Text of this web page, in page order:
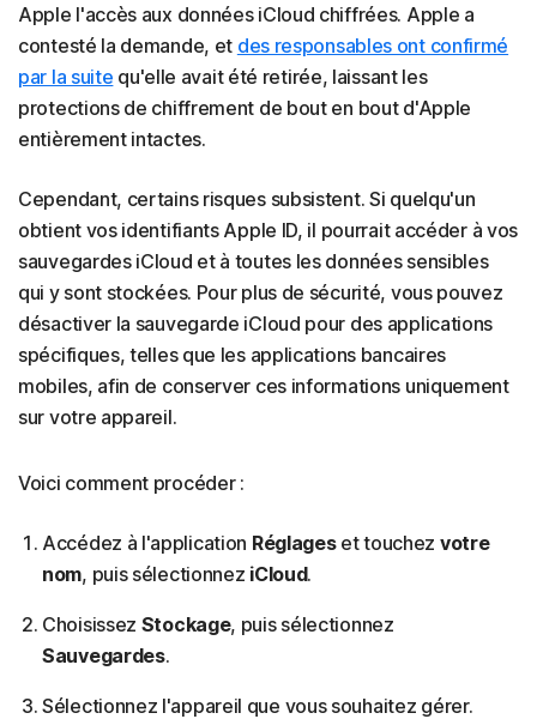
Apple l'accès aux données iCloud chiffrées. Apple a
contesté la demande, et des responsables ont confirmé
par la suite qu'elle avait été retirée, laissant les
protections de chiffrement de bout en bout d'Apple
entièrement intactes.
Cependant, certains risques subsistent. Si quelqu'un
obtient vos identifiants Apple ID, il pourrait accéder à vos
sauvegardes iCloud et à toutes les données sensibles
qui y sont stockées. Pour plus de sécurité, vous pouvez
désactiver la sauvegarde iCloud pour des applications
spécifiques, telles que les applications bancaires
mobiles, afin de conserver ces informations uniquement
sur votre appareil.
Voici comment procéder :
Accédez à l'application Réglageset touchez votre
nom, puis sélectionnez iCloud.
Choisissez Stockage, puis sélectionnez
Sauvegardes.
Sélectionnez l'appareil que vous souhaitez gérer.